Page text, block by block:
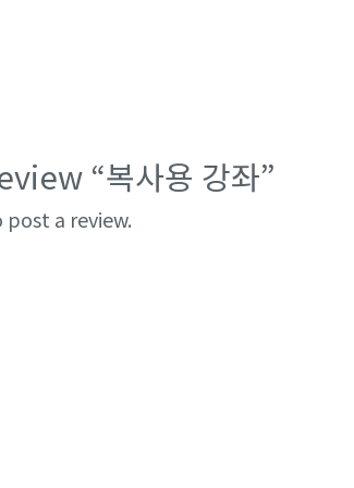
“복사용 강좌”
post a review.